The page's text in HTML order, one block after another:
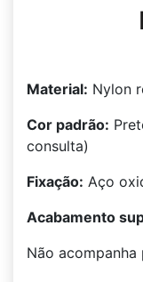
Material: Nylon
Cor padrão:
consulta)
Fixação: Aço
Acabamento
Não